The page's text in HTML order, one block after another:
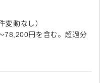
変動なし）
78,200円を含む。超過分